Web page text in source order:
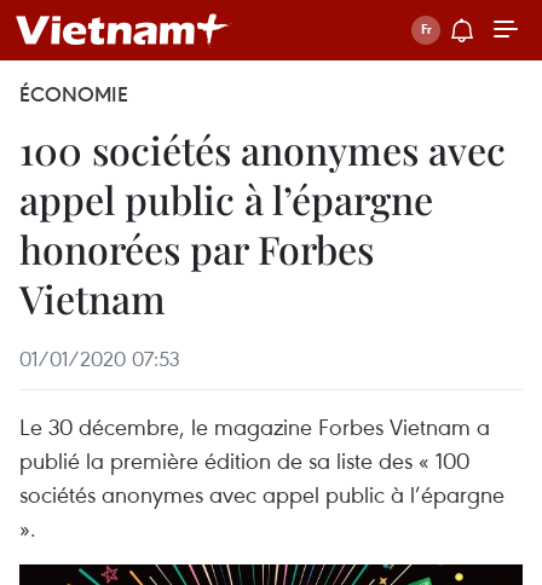
ÉCONOMIE
100 sociétés anonymes avec
appel public à l’épargne
honorées par Forbes
Vietnam
01/01/2020 07:53
Le 30 décembre, le magazine Forbes Vietnam a
publié la première édition de sa liste des « 100
sociétés anonymes avec appel public à l’épargne
».